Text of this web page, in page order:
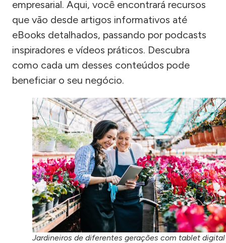
empresarial. Aqui, você encontrará recursos
que vão desde artigos informativos até
eBooks detalhados, passando por podcasts
inspiradores e vídeos práticos. Descubra
como cada um desses conteúdos pode
beneficiar o seu negócio.
Jardineiros de diferentes gerações com tablet digital